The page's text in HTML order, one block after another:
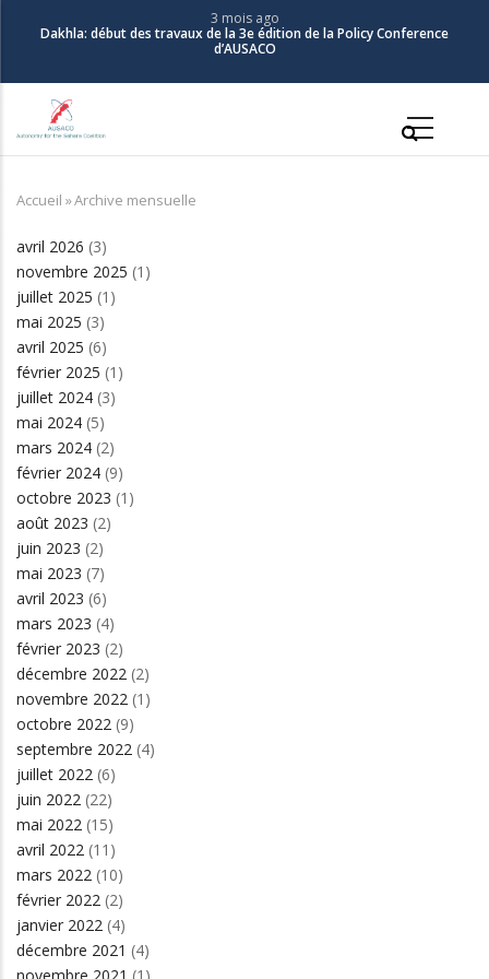
principal
3 mois ago
Dakhla: début des travaux de la 3e édition de la Policy Conference
d’AUSACO
Fil
d'Ariane
Accueil »Archive mensuelle
avril 2026 (3)
novembre 2025 (1)
juillet 2025 (1)
mai 2025 (3)
avril 2025 (6)
février 2025 (1)
juillet 2024 (3)
mai 2024 (5)
mars 2024 (2)
février 2024 (9)
octobre 2023 (1)
août 2023 (2)
juin 2023 (2)
mai 2023 (7)
avril 2023 (6)
mars 2023 (4)
février 2023 (2)
décembre 2022 (2)
novembre 2022 (1)
octobre 2022 (9)
septembre 2022 (4)
juillet 2022 (6)
juin 2022 (22)
mai 2022 (15)
avril 2022 (11)
mars 2022 (10)
février 2022 (2)
janvier 2022 (4)
décembre 2021 (4)